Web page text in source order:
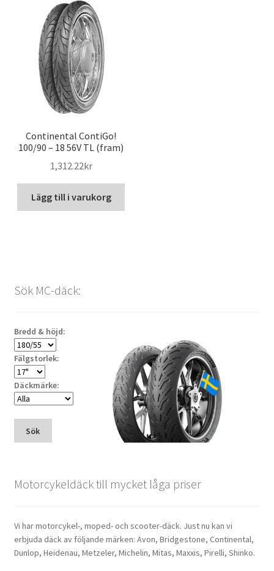
Continental ContiGo!
100/90 – 18 56V TL (fram)
1,312.22kr
Lägg till i varukorg
Sök MC-däck:
Bredd & höjd:
Fälgstorlek:
Däckmärke:
Sök
Motorcykeldäck till mycket låga priser
Vi har motorcykel-, moped- och scooter-däck. Just nu kan vi
erbjuda däck av följande märken: Avon, Bridgestone, Continental,
Dunlop, Heidenau, Metzeler, Michelin, Mitas, Maxxis, Pirelli, Shinko.